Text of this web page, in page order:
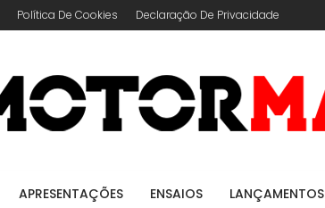
Política De Cookies Declaração De Privacidade
APRESENTAÇÕES ENSAIOS LANÇAMENTOS